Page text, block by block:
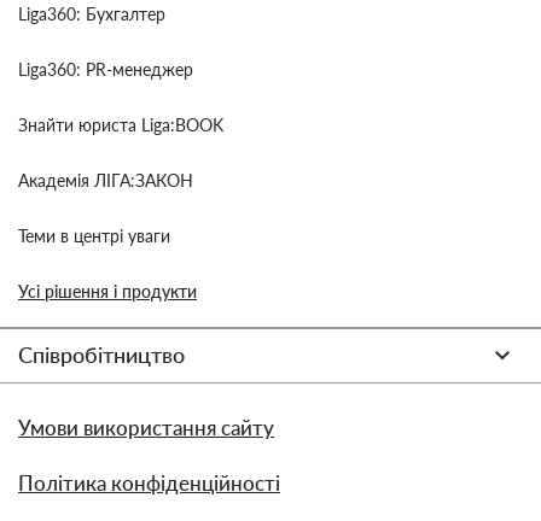
Liga360: Бухгалтер
Liga360: PR-менеджер
Знайти юриста Liga:BOOK
Академія ЛІГА:ЗАКОН
Теми в центрі уваги
Усі рішення і продукти
Співробітництво
Умови використання сайту
Політика конфіденційності